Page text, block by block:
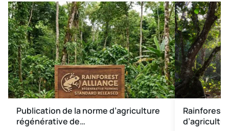
Publication de la norme d’agriculture
régénérative de…
Rainforest